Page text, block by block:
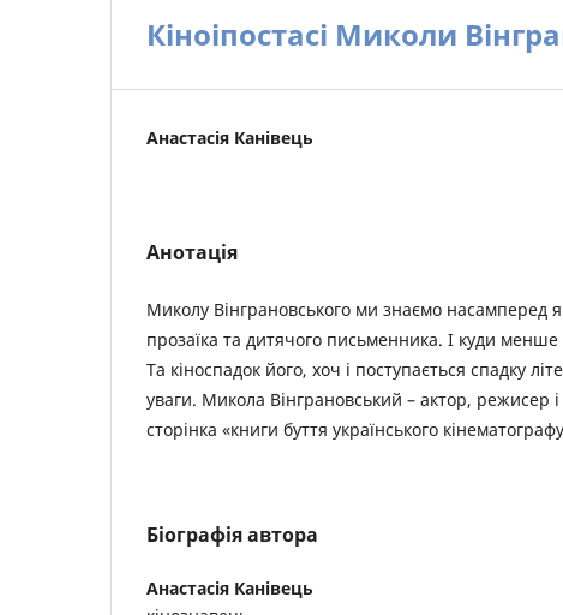
Кіноіпостасі Миколи
Анастасія Канівець
Анотація
Миколу Вінграновського ми знаємо насамперед
прозаїка та дитячого письменника. І куди менше
Та кіноспадок його, хоч і поступається спадку
уваги. Микола Вінграновський – актор, режисер
сторінка «книги буття українського
Біографія автора
Анастасія Канівець